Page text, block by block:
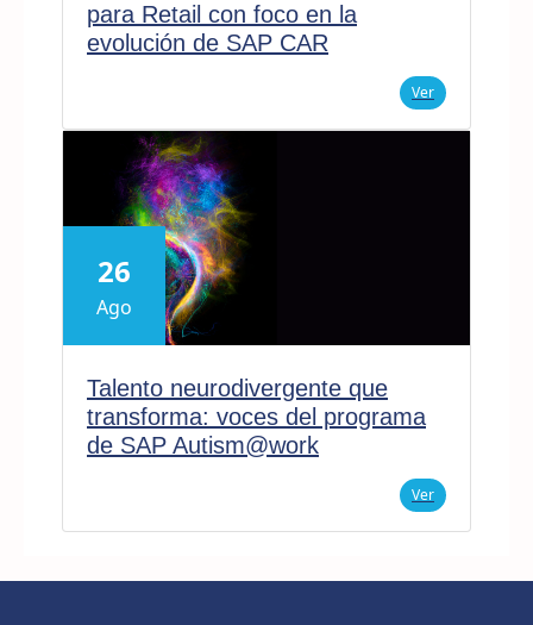
para Retail con foco en la
evolución de SAP CAR
Ver
26
Ago
Talento neurodivergente que
transforma: voces del programa
de SAP Autism@work
Ver